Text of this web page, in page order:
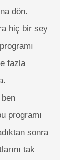
dön.
hiç bir sey
fazla
ben
programı
sonra
tak